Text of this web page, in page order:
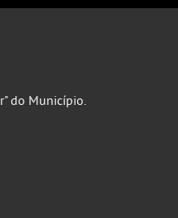
do Município.